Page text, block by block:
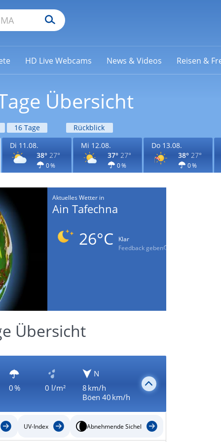
HD Live Webcams News & Videos Reisen &
Übersicht
16 Tage
Rückblick
Di 11.08.
38° 27°
0 %
Mi 12.08.
37° 27°
0 %
Do 13.08.
38° 27°
0 %
Aktuelles Wetter in
Ain Tafechna
26°C
Klar
Feedback geben
Übersicht
0 % 0 l/m²
N
8 km/h
Böen 40 km/h
UV-Index Abnehmende Sichel